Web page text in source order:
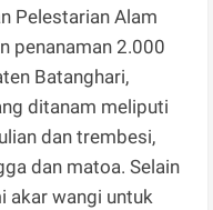
Pelestarian Alam
penanaman 2.000
Batanghari,
ditanam meliputi
dan trembesi,
dan matoa. Selain
akar wangi untuk